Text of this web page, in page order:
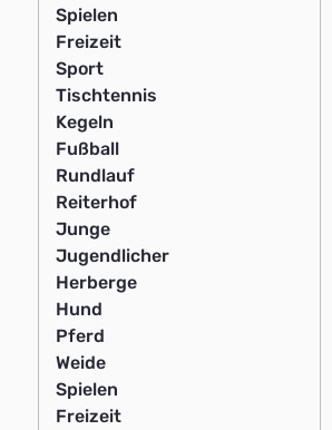
Spielen
Freizeit
Sport
Tischtennis
Kegeln
Fußball
Rundlauf
Reiterhof
Junge
Jugendlicher
Herberge
Hund
Pferd
Weide
Spielen
Freizeit